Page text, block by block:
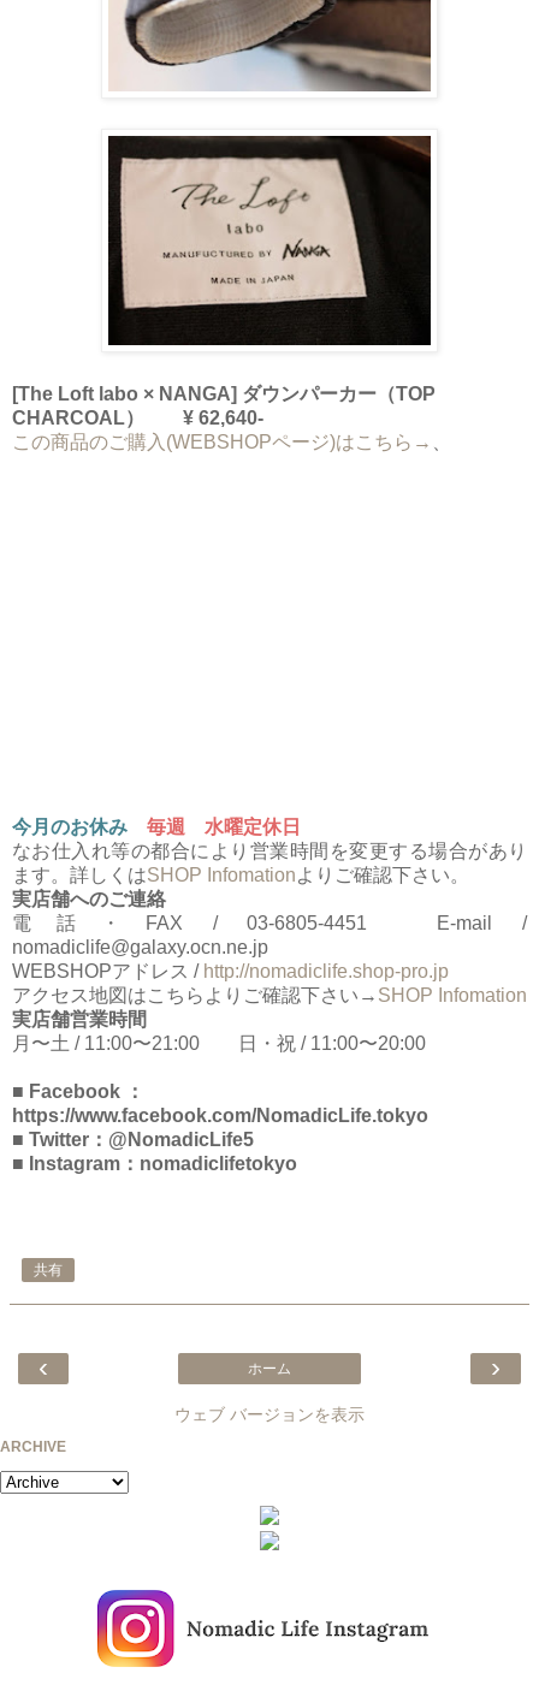
[The Loft labo × NANGA] ダウンパーカー（TOP
CHARCOAL） ¥ 62,640-
この商品のご購入(WEBSHOPページ)はこちら→ 、
今月のお休み
毎週 水曜定休日
なお仕入れ等の都合により営業時間を変更する場合があり
ます。詳しくはSHOP Infomationよりご確認下さい。
実店舗へのご連絡
電話・FAX / 03-6805-4451 E-mail /
nomadiclife@galaxy.ocn.ne.jp
WEBSHOPアドレス / http://nomadiclife.shop-pro.jp
アクセス地図はこちらよりご確認下さい→ SHOP Infomation
実店舗営業時間
月〜土 / 11:00〜21:00 日・祝 / 11:00〜20:00
■ Facebook ：
https://www.facebook.com/NomadicLife.tokyo
■ Twitter：@NomadicLife5
■ Instagram：nomadiclifetokyo
共有
‹ ›
ホーム
ウェブ バージョンを表示
ARCHIVE